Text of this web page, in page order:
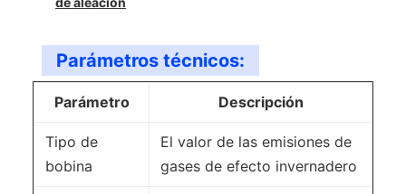
Parámetros técnicos:
Parámetro Descripción
Tipo de
bobina
El valor de las emisiones de
gases de efecto invernadero